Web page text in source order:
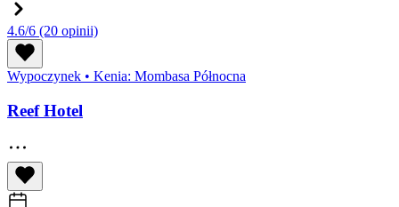
4.6/6 (20 opinii)
Wypoczynek • Kenia: Mombasa Północna
Reef Hotel